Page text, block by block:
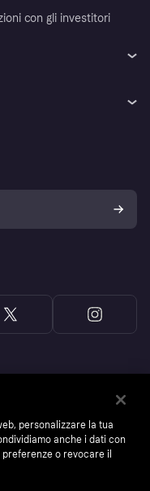
con gli investitori
personalizzare la tua
anche i dati con
o revocare il